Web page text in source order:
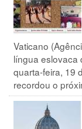
Vaticano
língua eslovaca
quarta-feira, 19
recordou o